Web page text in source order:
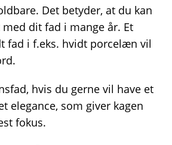
Det betyder, at du kan
dit fad i mange år. Et
fad i f.eks. hvidt porcelæn vil
hvis du gerne vil have et
elegance, som giver kagen
fokus.